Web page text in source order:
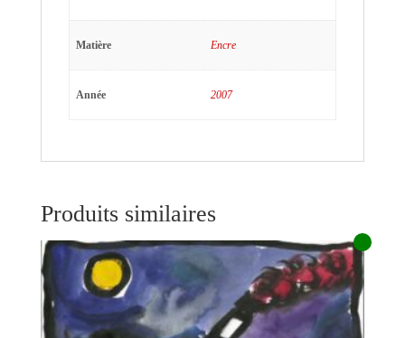
Matière Encre
Année 2007
Produits similaires